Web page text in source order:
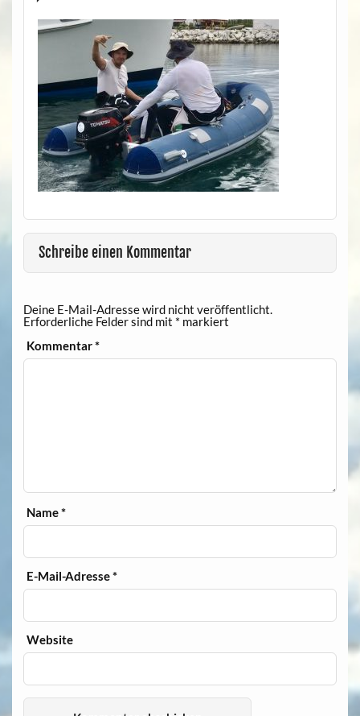
Schreibe einen Kommentar
Deine E-Mail-Adresse wird nicht veröffentlicht.
Erforderliche Felder sind mit * markiert
Kommentar*
Name*
E-Mail-Adresse*
Website